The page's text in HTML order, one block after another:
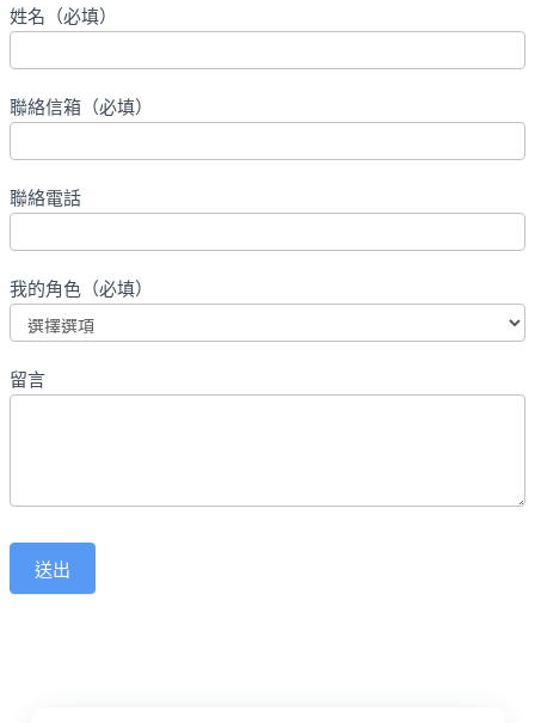
姓名（必填）
聯絡信箱（必填）
聯絡電話
我的角色（必填）
留言
If
you
leave
this
blank.
送出